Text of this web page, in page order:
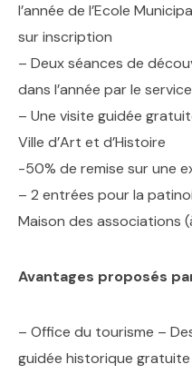
l’année de l’Ecole
sur inscription
– Deux séances de
dans l’année par le
– Une visite guidée
Ville d’Art et d’Histoire
-50% de remise sur une
– 2 entrées pour la
Maison des associations
Avantages proposés
– Office du tourisme –
guidée historique gratuite